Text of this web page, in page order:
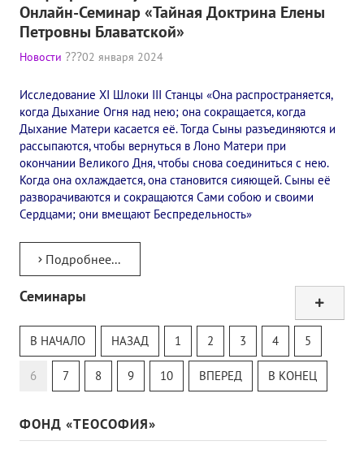
Онлайн-Семинар «Тайная Доктрина Елены
Петровны Блаватской»
Новости 02 января 2024
Исследование XI Шлоки III Станцы «Она распространяется,
когда Дыхание Огня над нею; она сокращается, когда
Дыхание Матери касается её. Тогда Сыны разъединяются и
рассыпаются, чтобы вернуться в Лоно Матери при
окончании Великого Дня, чтобы снова соединиться с нею.
Когда она охлаждается, она становится сияющей. Сыны её
разворачиваются и сокращаются Сами собою и своими
Сердцами; они вмещают Беспредельность»
Подробнее...
Семинары
Теософский Квизи
Тайная Доктрина
Онлайн-класс
В НАЧАЛО НАЗАД 1 2 3 4 5
6 7 8 9 10 ВПЕРЕД В КОНЕЦ
ФОНД «ТЕОСОФИЯ»